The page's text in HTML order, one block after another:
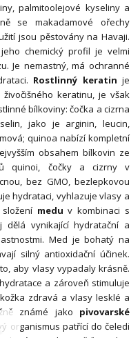
palmitoolejové kyseliny a
se makadamové ořechy
jsou pěstovány na Havaji.
chemický profil je velmi
Je nemastný, má ochranné
Rostlinný keratin je
keratinu, je však
bílkoviny: čočka a cizrna
jako je arginin, leucin,
quinoa nabízí kompletní
obsahem bílkovin ze
quinoi, čočky a cizrny v
bez GMO, bezlepkovou
hydrataci, vyhlazuje vlasy a
medu v kombinaci s
vynikající hydratační a
Med je bohatý na
silný antioxidační účinek.
aby vlasy vypadaly krásně.
a zároveň stimuluje
zdravá a vlasy lesklé a
známé jako pivovarské
organismus patřící do čeledi